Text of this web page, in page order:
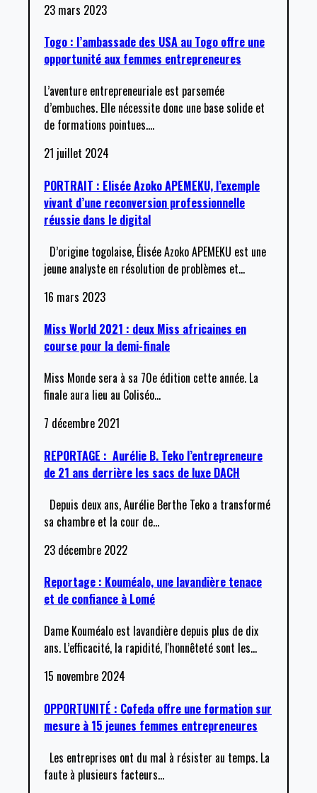
23 mars 2023
Togo : l’ambassade des USA au Togo offre une
opportunité aux femmes entrepreneures
L’aventure entrepreneuriale est parsemée
d’embuches. Elle nécessite donc une base solide et
de formations pointues.…
21 juillet 2024
PORTRAIT : Elisée Azoko APEMEKU, l’exemple
vivant d’une reconversion professionnelle
réussie dans le digital
D’origine togolaise, Élisée Azoko APEMEKU est une
jeune analyste en résolution de problèmes et…
16 mars 2023
Miss World 2021 : deux Miss africaines en
course pour la demi-finale
Miss Monde sera à sa 70e édition cette année. La
finale aura lieu au Coliséo…
7 décembre 2021
REPORTAGE : Aurélie B. Teko l’entrepreneure
de 21 ans derrière les sacs de luxe DACH
Depuis deux ans, Aurélie Berthe Teko a transformé
sa chambre et la cour de…
23 décembre 2022
Reportage : Kouméalo, une lavandière tenace
et de confiance à Lomé
Dame Kouméalo est lavandière depuis plus de dix
ans. L’efficacité, la rapidité, l'honnêteté sont les…
15 novembre 2024
OPPORTUNITÉ : Cofeda offre une formation sur
mesure à 15 jeunes femmes entrepreneures
Les entreprises ont du mal à résister au temps. La
faute à plusieurs facteurs…